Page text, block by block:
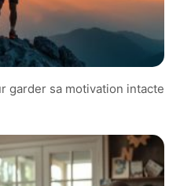
garder sa motivation intacte